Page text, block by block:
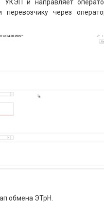
УКЭП и направляет
перевозчику через
обмена ЭТрН.